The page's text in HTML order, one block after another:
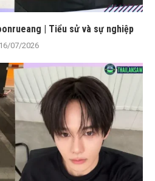
| Tiểu sử và sự nghiệp
16/07/2026